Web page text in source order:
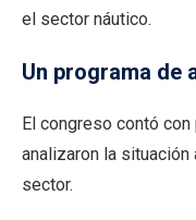
el sector náutico.
Un programa de
El congreso contó
analizaron la
sector.